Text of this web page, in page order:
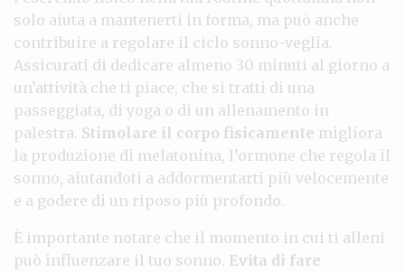
solo aiuta a mantenerti in forma, ma può anche
contribuire a regolare il ciclo sonno-veglia.
Assicurati di dedicare almeno 30 minuti al giorno a
un’attività che ti piace, che si tratti di una
passeggiata, di yoga o di un allenamento in
palestra. Stimolare il corpo fisicamente migliora
la produzione di melatonina, l’ormone che regola il
sonno, aiutandoti a addormentarti più velocemente
e a godere di un riposo più profondo.
È importante notare che il momento in cui ti alleni
può influenzare il tuo sonno. Evita di fare